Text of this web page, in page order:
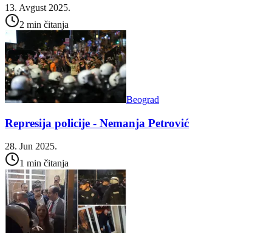
13. Avgust 2025.
2 min čitanja
Beograd
Represija policije - Nemanja Petrović
28. Jun 2025.
1 min čitanja